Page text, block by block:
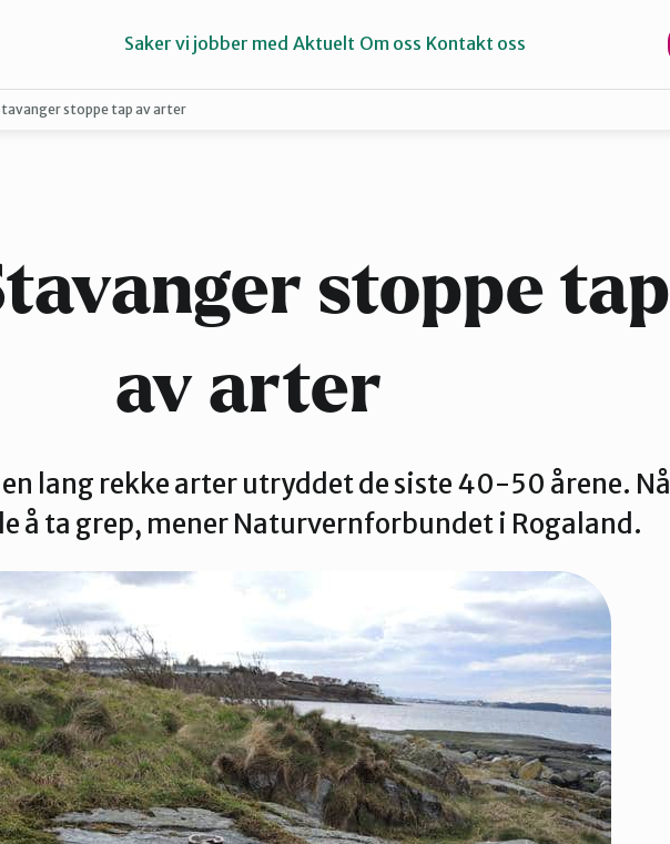
Saker vi jobber med Aktuelt Om oss Kontakt oss
stoppe tap av arter
stoppe tap
av arter
en lang rekke arter utryddet de siste 40-50 årene. Nå
å ta grep, mener Naturvernforbundet i Rogaland.